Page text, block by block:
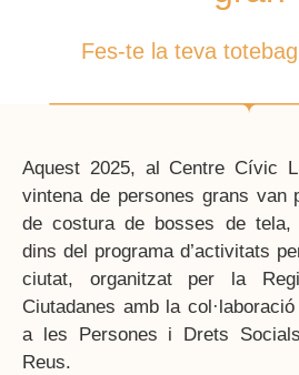
Fes-te la teva
Aquest 2025, al Centre Cívic
vintena de persones grans van
de costura de bosses de tela,
dins del programa d’activitats
ciutat, organitzat per la
Ciutadanes amb la
a les Persones i Drets
Reus.